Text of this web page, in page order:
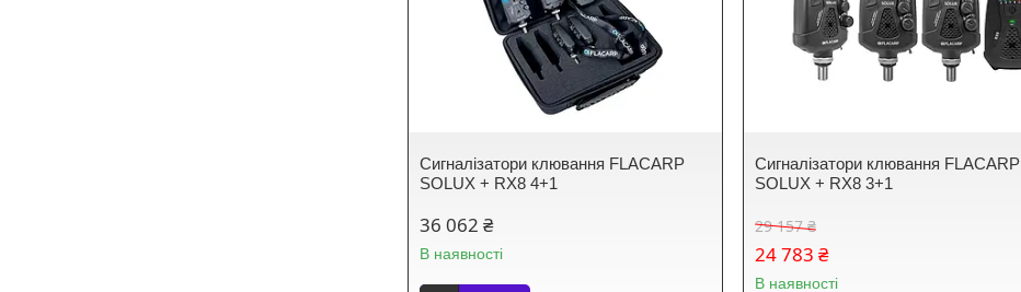
Сигналізатори клювання FLACARP
SOLUX + RX8 4+1
36 062 ₴
В наявності
Сигналізатори клювання FLACARP
SOLUX + RX8 3+1
29 157 ₴
24 783 ₴
В наявності